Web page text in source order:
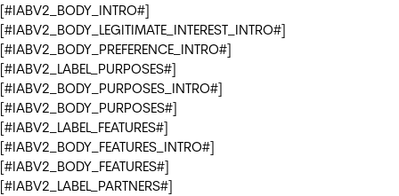
[#IABV2_BODY_INTRO#]
[#IABV2_BODY_LEGITIMATE_INTEREST_INTRO#]
[#IABV2_BODY_PREFERENCE_INTRO#]
[#IABV2_LABEL_PURPOSES#]
[#IABV2_BODY_PURPOSES_INTRO#]
[#IABV2_BODY_PURPOSES#]
[#IABV2_LABEL_FEATURES#]
[#IABV2_BODY_FEATURES_INTRO#]
[#IABV2_BODY_FEATURES#]
[#IABV2_LABEL_PARTNERS#]